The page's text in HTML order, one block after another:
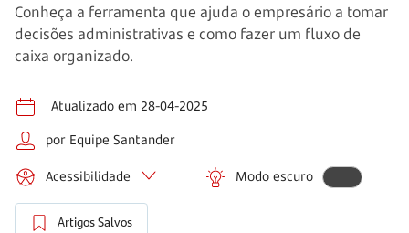
Conheça a ferramenta que ajuda o empresário a tomar
decisões administrativas e como fazer um fluxo de
caixa organizado.
Atualizado em 28-04-2025
por Equipe Santander
Acessibilidade Modo escuro
Artigos Salvos